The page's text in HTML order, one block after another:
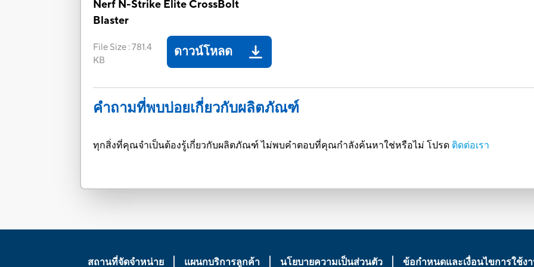
Nerf N-Strike Elite CrossBolt
Blaster
File Size :781.4
KB
ดาวน์โหลด
คำถามที่พบบ่อยเกี่ยวกับผลิตภัณฑ์
ทุกสิ่งที่คุณจำเป็นต้องรู้เกี่ยวกับผลิตภัณฑ์ ไม่พบคำตอบที่คุณกำลังค้นหาใช่หรือไม่ โปรด ติดต่อเรา
สถานที่จัดจำหน่าย แผนกบริการลูกค้า นโยบายความเป็นส่วนตัว ข้อกำหนดและเงื่อนไขการใช้ง